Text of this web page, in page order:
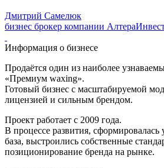
Дмитрий Самелюк
бизнес брокер компании
Информация о бизнесе
Продаётся один из наиболее
«Премиум waxing».
Готовый бизнес с масштабируемой
лицензией и сильным брендом.
Проект работает с 2009 года.
В процессе развития, сформировалась
база, выстроились собственные
позиционирование бренда на рынке.